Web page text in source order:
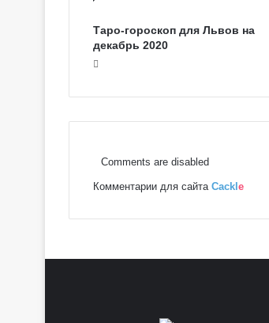
Таро-гороскоп для Львов на
декабрь 2020
Comments are disabled
Комментарии для сайта Cackl e